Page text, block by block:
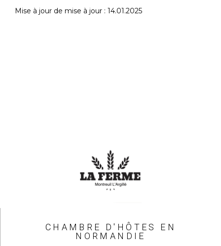
Mise à jour de mise à jour : 14.01.2025
CHAMBRE D'HÔTES EN
NORMANDIE